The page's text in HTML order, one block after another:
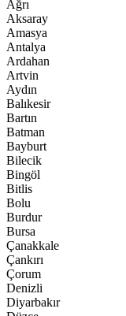
Ağrı
Aksaray
Amasya
Antalya
Ardahan
Artvin
Aydın
Balıkesir
Bartın
Batman
Bayburt
Bilecik
Bingöl
Bitlis
Bolu
Burdur
Bursa
Çanakkale
Çankırı
Çorum
Denizli
Diyarbakır